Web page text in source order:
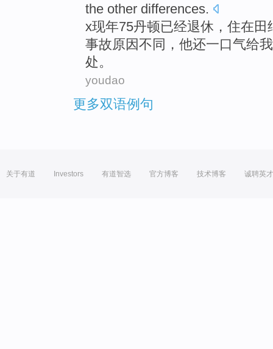
the other differences.
x现年75丹顿已经退休 ，住在田
事故原因不同 ，他还一口气给
处。
youdao
更多双语例句
关于有道 Investors 有道智选 官方博客 技术博客 诚聘英才